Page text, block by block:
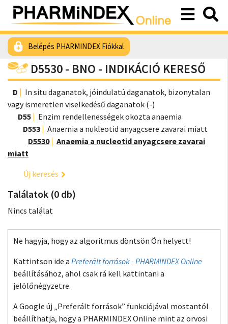
Belépés PHARMINDEX Fiókkal
D5530 - BNO - INDIKÁCIÓ KERESŐ
D
In situ daganatok, jóindulatú daganatok, bizonytalan
vagy ismeretlen viselkedésű daganatok (-)
D55
Enzim rendellenességek okozta anaemia
D553
Anaemia a nukleotid anyagcsere zavarai miatt
D5530
Anaemia a nucleotid anyagcsere zavarai
miatt
Új keresés
Találatok (0 db)
Nincs találat
Ne hagyja, hogy az algoritmus döntsön Ön helyett!
Kattintson ide a Preferált források - PHARMINDEX Online
beállításához, ahol csak rá kell kattintani a
jelölőnégyzetre.
A Google új „Preferált források” funkciójával mostantól
beállíthatja, hogy a PHARMINDEX Online mint az orvosi